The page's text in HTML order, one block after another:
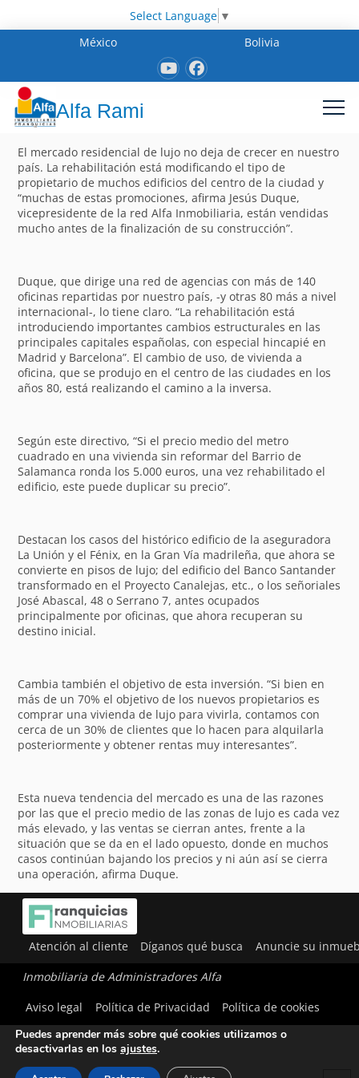
Select Language ▼
México
Bolivia
Alfa Rami
El mercado residencial de lujo no deja de crecer en nuestro
país. La rehabilitación está modificando el tipo de
propietario de muchos edificios del centro de la ciudad y
“muchas de estas promociones, afirma Jesús Duque,
vicepresidente de la red Alfa Inmobiliaria, están vendidas
mucho antes de la finalización de su construcción”.
Duque, que dirige una red de agencias con más de 140
oficinas repartidas por nuestro país, -y otras 80 más a nivel
internacional-, lo tiene claro. “La rehabilitación está
introduciendo importantes cambios estructurales en las
principales capitales españolas, con especial hincapié en
Madrid y Barcelona”. El cambio de uso, de vivienda a
oficina, que se produjo en el centro de las ciudades en los
años 80, está realizando el camino a la inversa.
Según este directivo, “Si el precio medio del metro
cuadrado en una vivienda sin reformar del Barrio de
Salamanca ronda los 5.000 euros, una vez rehabilitado el
edificio, este puede duplicar su precio”.
Destacan los casos del histórico edificio de la aseguradora
La Unión y el Fénix, en la Gran Vía madrileña, que ahora se
convierte en pisos de lujo; del edificio del Banco Santander
transformado en el Proyecto Canalejas, etc., o los señoriales
José Abascal, 48 o Serrano 7, antes ocupados
principalmente por oficinas, que ahora recuperan su
destino inicial.
Cambia también el objetivo de esta inversión. “Si bien en
más de un 70% el objetivo de los nuevos propietarios es
comprar una vivienda de lujo para vivirla, contamos con
cerca de un 30% de clientes que lo hacen para alquilarla
posteriormente y obtener rentas muy interesantes”.
Esta nueva tendencia del mercado es una de las razones
por las que el precio medio de las zonas de lujo es cada vez
más elevado, y las ventas se cierran antes, frente a la
situación que se da en el lado opuesto, donde en muchos
casos continúan bajando los precios y ni aún así se cierra
una operación, afirma Duque.
Atención al cliente Díganos qué busca Anuncie su
Inmobiliaria de Administradores Alfa
Aviso legal
Política de Privacidad Política de cookies
Utilizamos cookies para ofrecerte la mejor experiencia en
Puedes aprender más sobre qué cookies utilizamos o
desactivarlas en los ajustes.